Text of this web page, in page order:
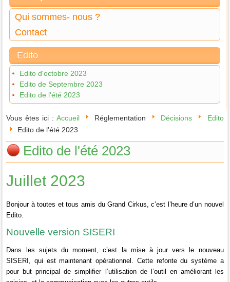
Qui sommes- nous ?
Contact
Edito
Edito d'octobre 2023
Edito de Septembre 2023
Edito de l'été 2023
Vous êtes ici : Accueil Réglementation Décisions
Edito
Edito de l'été 2023
Edito de l'été 2023
Juillet 2023
Bonjour à toutes et tous amis du Grand Cirkus, c’est l’heure d’un nouvel
Edito.
Nouvelle version SISERI
Dans les sujets du moment, c’est la mise à jour vers le nouveau
SISERI, qui est maintenant opérationnel. Cette refonte du système a
pour but principal de simplifier l’utilisation de l’outil en améliorant les